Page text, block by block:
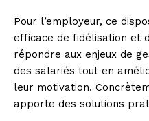
Pour l’employeur, ce
efficace de fidélisation et
répondre aux enjeux de
des salariés tout en
leur motivation.
apporte des solutions